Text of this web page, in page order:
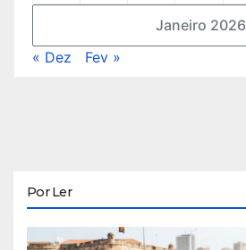
Janeiro 2026
« Dez Fev »
Por Ler